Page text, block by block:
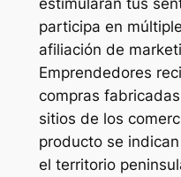
estimularán tus
participa en
afiliación de
Emprendedores
compras
sitios de los
producto se
el territorio